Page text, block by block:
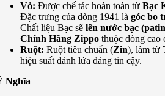
Vỏ: Được chế tác hoàn toàn từ Bạc
Đặc trưng của dòng 1941 là góc bo
Chất liệu Bạc sẽ lên nước bạc
Chính Hãng Zippo thuộc dòng cao
Ruột: Ruột tiêu chuẩn (Zin), làm từ
hiệu suất đánh lửa đáng tin cậy.
Nghĩa